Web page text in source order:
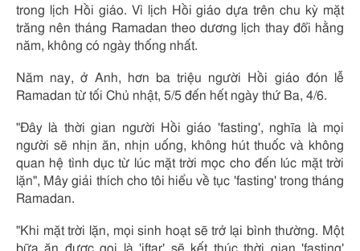
trong lịch Hồi giáo. Vì lịch Hồi giáo dựa trên chu kỳ mặt
trăng nên tháng Ramadan theo dương lịch thay đổi hằng
năm, không có ngày thống nhất.
Năm nay, ở Anh, hơn ba triệu người Hồi giáo đón lễ
Ramadan từ tối Chủ nhật, 5/5 đến hết ngày thứ Ba, 4/6.
"Đây là thời gian người Hồi giáo 'fasting', nghĩa là mọi
người sẽ nhịn ăn, nhịn uống, không hút thuốc và không
quan hệ tình dục từ lúc mặt trời mọc cho đến lúc mặt trời
lặn", Mây giải thích cho tôi hiểu về tục 'fasting' trong tháng
Ramadan.
"Khi mặt trời lặn, mọi sinh hoạt sẽ trở lại bình thường. Một